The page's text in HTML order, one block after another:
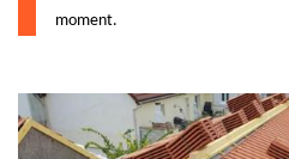
moment.